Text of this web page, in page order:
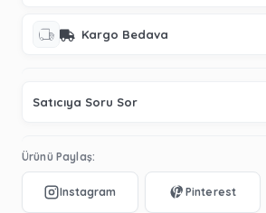
Kargo Bedava
Satıcıya Soru Sor
Ürünü Paylaş: